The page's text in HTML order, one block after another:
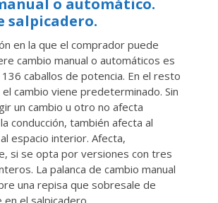
o automático.
salpicadero.
en la que el comprador puede
cambio manual o automáticos es
caballos de potencia. En el resto
cambio viene predeterminado. Sin
un cambio u otro no afecta
conducción, también afecta al
espacio interior. Afecta,
si se opta por versiones con tres
La palanca de cambio manual
una repisa que sobresale de